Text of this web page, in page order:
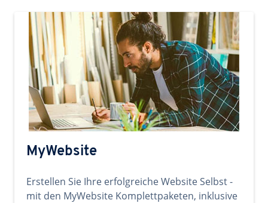
MyWebsite
Erstellen Sie Ihre erfolgreiche Website Selbst -
mit den MyWebsite Komplettpaketen, inklusive